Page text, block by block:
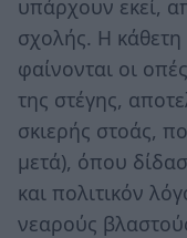
υπάρχουν εκεί,
σχολής. Η
φαίνονται οι
της στέγης,
σκιερής στοάς,
μετά), όπου
και πολιτικόν
νεαρούς